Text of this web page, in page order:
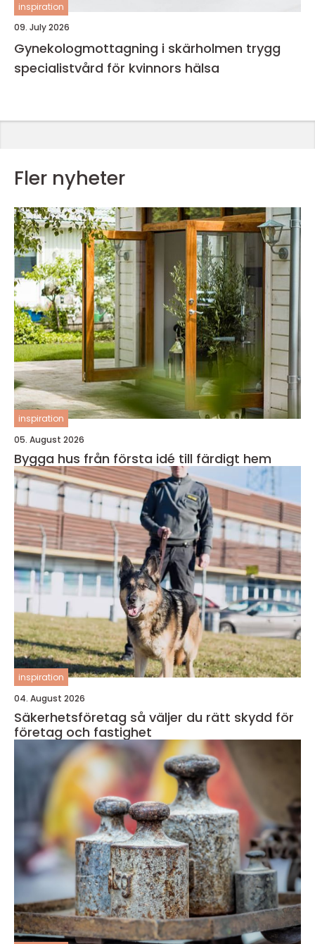
inspiration
09. July 2026
Gynekologmottagning i skärholmen trygg
specialistvård för kvinnors hälsa
Fler nyheter
inspiration
05. August 2026
Bygga hus från första idé till färdigt hem
inspiration
04. August 2026
Säkerhetsföretag så väljer du rätt skydd för
företag och fastighet